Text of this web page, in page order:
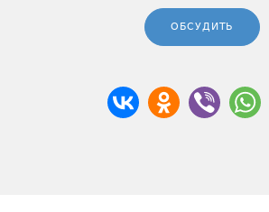
ОБСУДИТЬ